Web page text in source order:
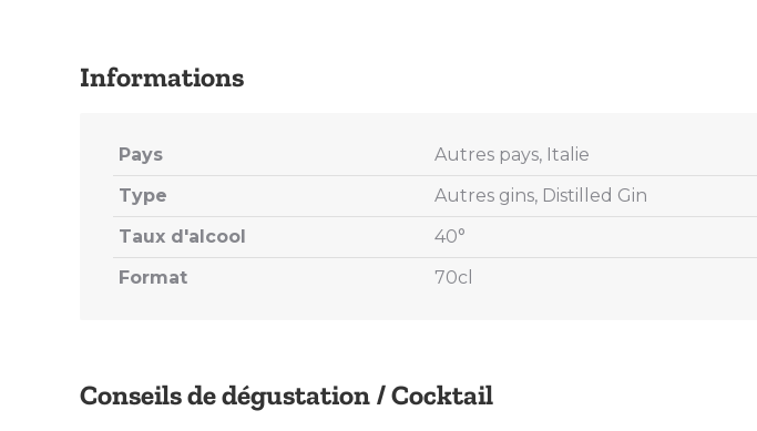
Conseils de dégustation / Cocktail
Pays
Autres pays, Italie
Type
Autres gins, Distilled Gin
Taux d'alcool
40°
Format
70cl